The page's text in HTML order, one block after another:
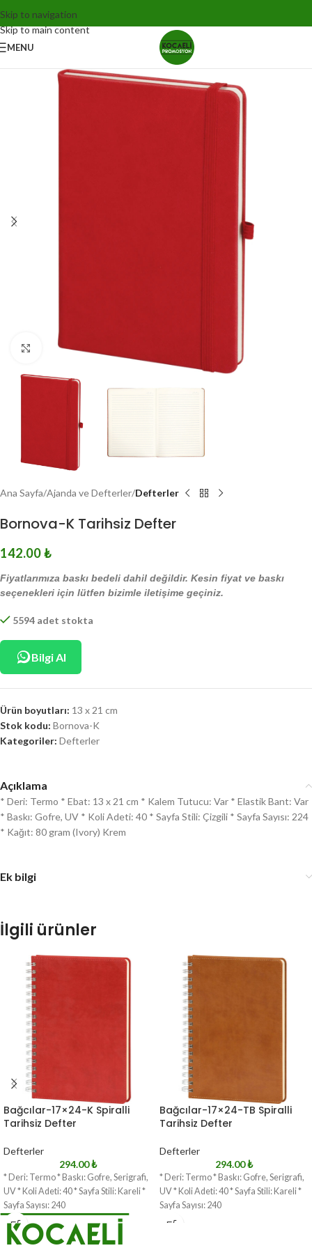
Skip to navigation
Skip to main content
MENU
Click to enlarge
Ana Sayfa Ajanda ve Defterler Defterler
Bornova-K Tarihsiz Defter
142.00₺
Fiyatlarımıza baskı bedeli dahil değildir. Kesin fiyat ve baskı
seçenekleri için lütfen bizimle iletişime geçiniz.
5594 adet stokta
Bilgi Al
Ürün boyutları: 13 x 21 cm
Stok kodu: Bornova-K
Kategoriler: Defterler
Açıklama
* Deri: Termo * Ebat: 13 x 21 cm * Kalem Tutucu: Var * Elastik Bant: Var
* Baskı: Gofre, UV * Koli Adeti: 40 * Sayfa Stili: Çizgili * Sayfa Sayısı: 224
* Kağıt: 80 gram (Ivory) Krem
Ek bilgi
İlgili ürünler
Bağcılar-17×24-K Spiralli
Tarihsiz Defter
Defterler
294.00₺
* Deri: Termo * Baskı: Gofre, Serigrafi,
UV * Koli Adeti: 40 * Sayfa Stili: Kareli *
Sayfa Sayısı: 240
Bağcılar-17×24-TB Spiralli
Tarihsiz Defter
Defterler
294.00₺
* Deri: Termo * Baskı: Gofre, Serigrafi,
UV * Koli Adeti: 40 * Sayfa Stili: Kareli *
Sayfa Sayısı: 240